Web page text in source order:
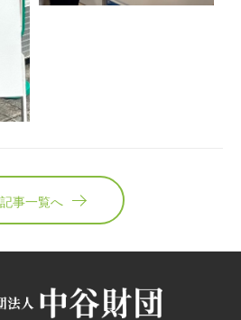
記事一覧へ